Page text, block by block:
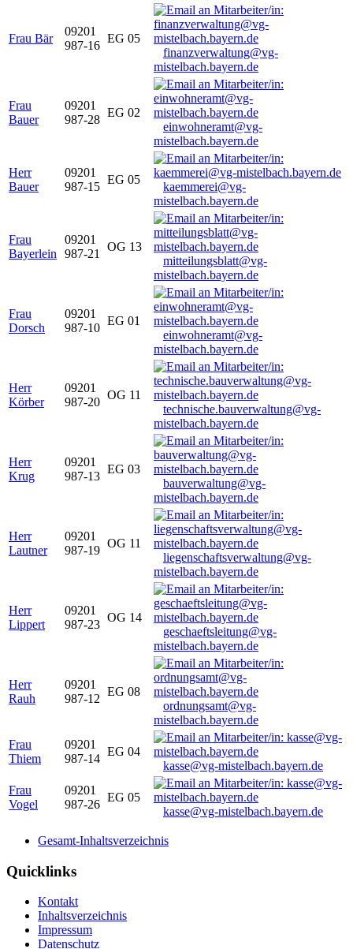
Frau Bär
09201
987-16
EG 05
finanzverwaltung@vg-
mistelbach.bayern.de
Frau
Bauer
09201
987-28
EG 02
einwohneramt@vg-
mistelbach.bayern.de
Herr
Bauer
09201
987-15
EG 05
kaemmerei@vg-
mistelbach.bayern.de
Frau
Bayerlein
09201
987-21
OG 13
mitteilungsblatt@vg-
mistelbach.bayern.de
Frau
Dorsch
09201
987-10
EG 01
einwohneramt@vg-
mistelbach.bayern.de
Herr
Körber
09201
987-20
OG 11
technische.bauverwaltung@vg-
mistelbach.bayern.de
Herr
Krug
09201
987-13
EG 03
bauverwaltung@vg-
mistelbach.bayern.de
Herr
Lautner
09201
987-19
OG 11
liegenschaftsverwaltung@vg-
mistelbach.bayern.de
Herr
Lippert
09201
987-23
OG 14
geschaeftsleitung@vg-
mistelbach.bayern.de
Herr
Rauh
09201
987-12
EG 08
ordnungsamt@vg-
mistelbach.bayern.de
Frau
Thiem
09201
987-14
EG 04
kasse@vg-mistelbach.bayern.de
Frau
Vogel
09201
987-26
EG 05
kasse@vg-mistelbach.bayern.de
Gesamt-Inhaltsverzeichnis
Quicklinks
Kontakt
Inhaltsverzeichnis
Impressum
Datenschutz